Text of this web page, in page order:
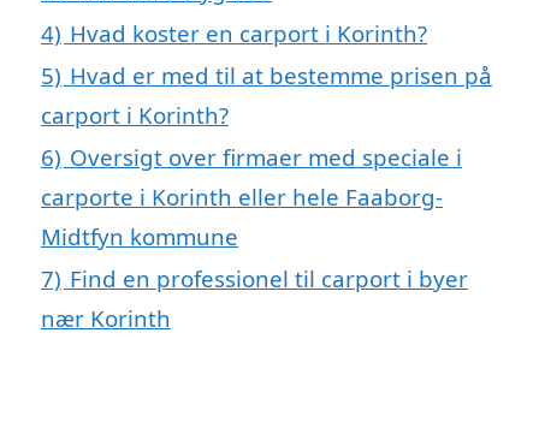
4) Hvad koster en carport i Korinth?
5) Hvad er med til at bestemme prisen på
carport i Korinth?
6) Oversigt over firmaer med speciale i
carporte i Korinth eller hele Faaborg-
Midtfyn kommune
7) Find en professionel til carport i byer
nær Korinth